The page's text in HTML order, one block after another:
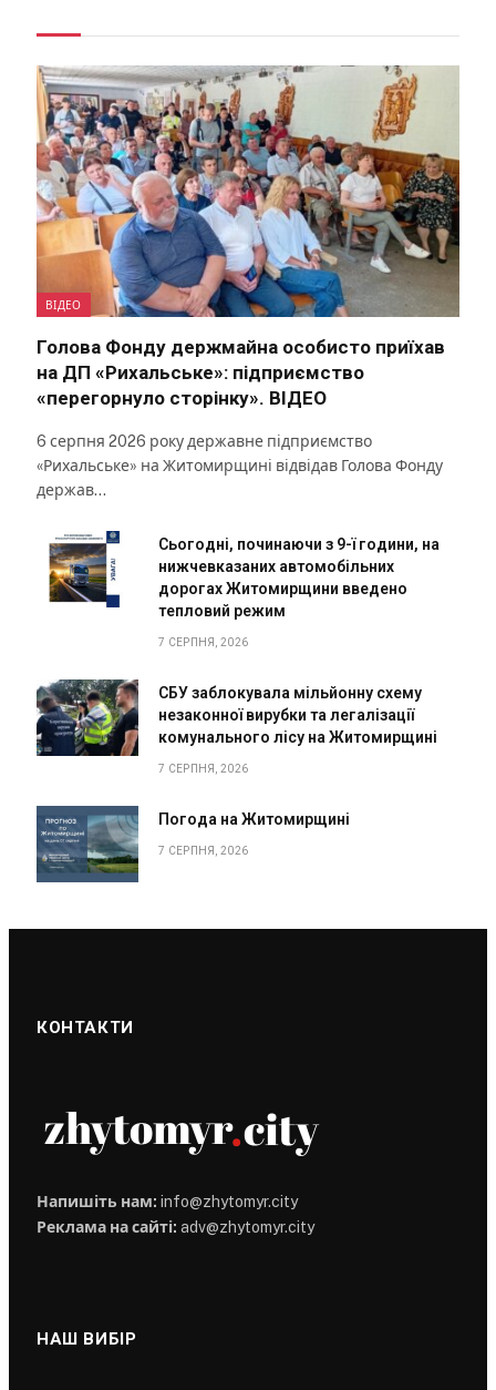
ВІДЕО
Голова Фонду держмайна особисто приїхав
на ДП «Рихальське»: підприємство
«перегорнуло сторінку». ВІДЕО
6 серпня 2026 року державне підприємство
«Рихальське» на Житомирщині відвідав Голова Фонду
держав…
Сьогодні, починаючи з 9-ї години, на
нижчевказаних автомобільних
дорогах Житомирщини введено
тепловий режим
7 СЕРПНЯ, 2026
СБУ заблокувала мільйонну схему
незаконної вирубки та легалізації
комунального лісу на Житомирщині
7 СЕРПНЯ, 2026
Погода на Житомирщині
7 СЕРПНЯ, 2026
КОНТАКТИ
Напишіть нам: info@zhytomyr.city
Реклама на сайті: adv@zhytomyr.city
НАШ ВИБІР